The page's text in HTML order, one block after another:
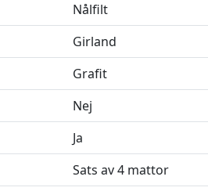
Nålfilt
Girland
Grafit
Nej
Ja
Sats av 4 mattor